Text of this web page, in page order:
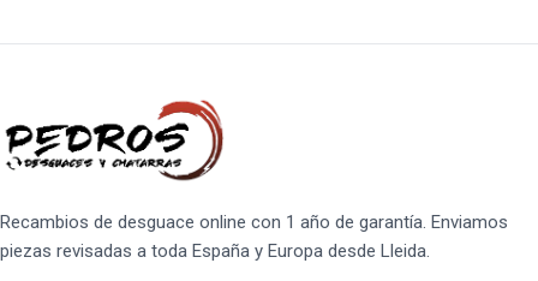
Recambios de desguace online con 1 año de garantía. Enviamos
piezas revisadas a toda España y Europa desde Lleida.